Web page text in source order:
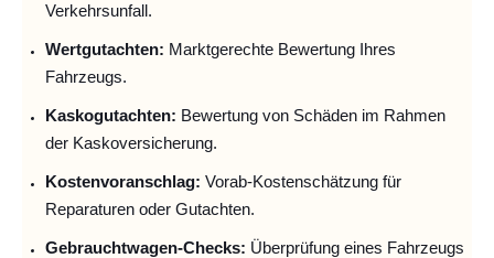
Verkehrsunfall.
Wertgutachten: Marktgerechte Bewertung Ihres
Fahrzeugs.
Kaskogutachten: Bewertung von Schäden im Rahmen
der Kaskoversicherung.
Kostenvoranschlag: Vorab-Kostenschätzung für
Reparaturen oder Gutachten.
Gebrauchtwagen-Checks: Überprüfung eines Fahrzeugs